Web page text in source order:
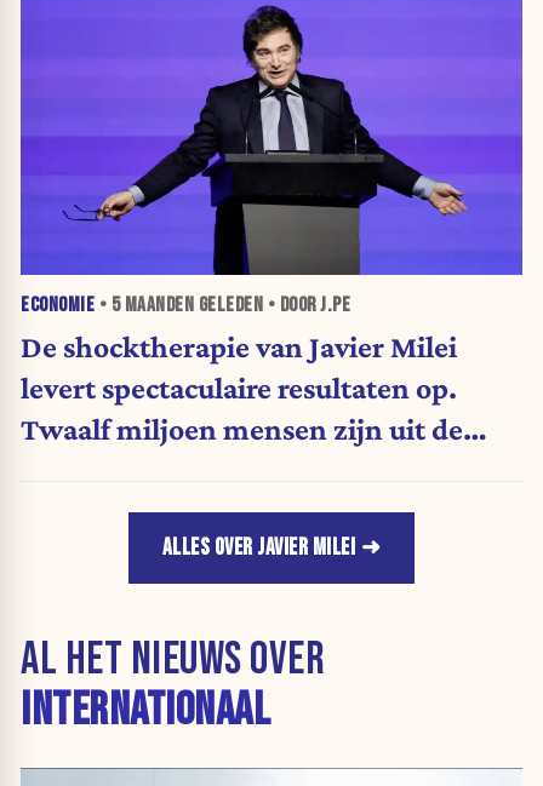
ECONOMIE • 5 MAANDEN GELEDEN • DOOR J.PE
De shocktherapie van Javier Milei
levert spectaculaire resultaten op.
Twaalf miljoen mensen zijn uit de
ALLES OVER JAVIER MILEI
AL HET NIEUWS OVER
INTERNATIONAAL